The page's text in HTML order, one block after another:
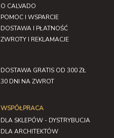
O CALVADO
POMOC I WSPARCIE
DOSTAWA I PŁATNOŚĆ
ZWROTY I REKLAMACJE
DOSTAWA GRATIS OD 300 ZŁ
30 DNI NA ZWROT
WSPÓŁPRACA
DLA SKLEPÓW - DYSTRYBUCJA
DLA ARCHITEKTÓW